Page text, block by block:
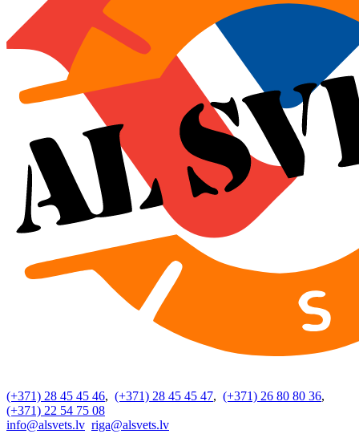
(+371) 28 45 45 46, (+371) 28 45 45 47, (+371) 26 80 80 36,
(+371) 22 54 75 08
info@alsvets.lv riga@alsvets.lv